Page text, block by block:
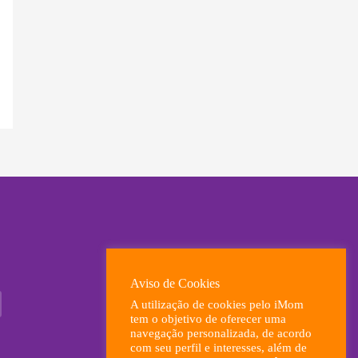
Aviso de Cookies
A utilização de cookies pelo iMom
tem o objetivo de oferecer uma
navegação personalizada, de acordo
com seu perfil e interesses, além de